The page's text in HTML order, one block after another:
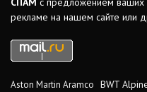
рекламе на нашем сайте или
Aston Martin Aramco BWT